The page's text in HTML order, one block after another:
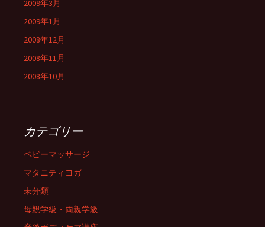
2009年3月
2009年1月
2008年12月
2008年11月
2008年10月
カテゴリー
ベビーマッサージ
マタニティヨガ
未分類
母親学級・両親学級